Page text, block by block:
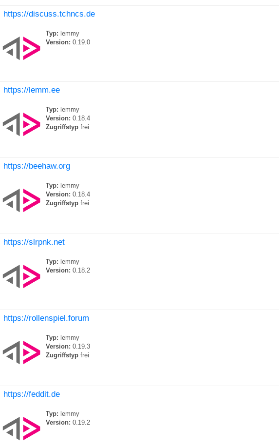
https://discuss.tchncs.de
Typ: lemmy
Version: 0.19.0
https://lemm.ee
Typ: lemmy
Version: 0.18.4
Zugriffstyp frei
https://beehaw.org
Typ: lemmy
Version: 0.18.4
Zugriffstyp frei
https://slrpnk.net
Typ: lemmy
Version: 0.18.2
https://rollenspiel.forum
Typ: lemmy
Version: 0.19.3
Zugriffstyp frei
https://feddit.de
Typ: lemmy
Version: 0.19.2